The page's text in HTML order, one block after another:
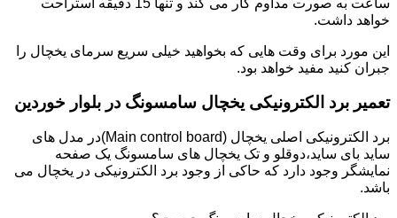
ساعت به صورت مداوم کار می کند و تنها 15 دقیقه استراحت
خواهد داشت.
این مورد برای وقت هایی که بخواهید خیلی سریع سرمای یخچال را
جبران کنید مفید خواهد بود.
تعمیر برد الکترونیکی یخچال سامسونگ در بلوار خوردین
برد الکترونیکی اصلی یخچال (Main control board)در مدل های
ساید بای ساید،دوقلو و تک یخچال های سامسونگ یک صفحه
نمایشگر وجود دارد که حاکی از وجود برد الکترونیکی در یخچال می
باشد.